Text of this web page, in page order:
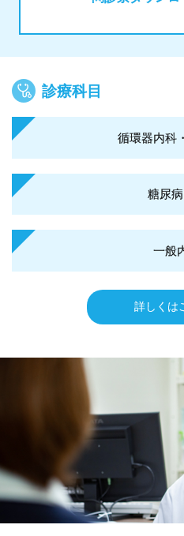
診療科目
循環器内科
糖尿
一般
詳しくは